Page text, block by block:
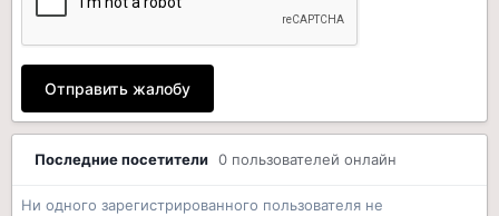
Отправить жалобу
Последние посетители 0 пользователей онлайн
Ни одного зарегистрированного пользователя не